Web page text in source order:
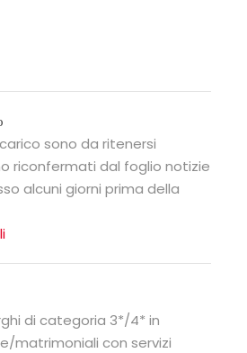
sono da ritenersi
riconfermati dal foglio notizie
alcuni giorni prima della
di categoria 3*/4* in
matrimoniali con servizi